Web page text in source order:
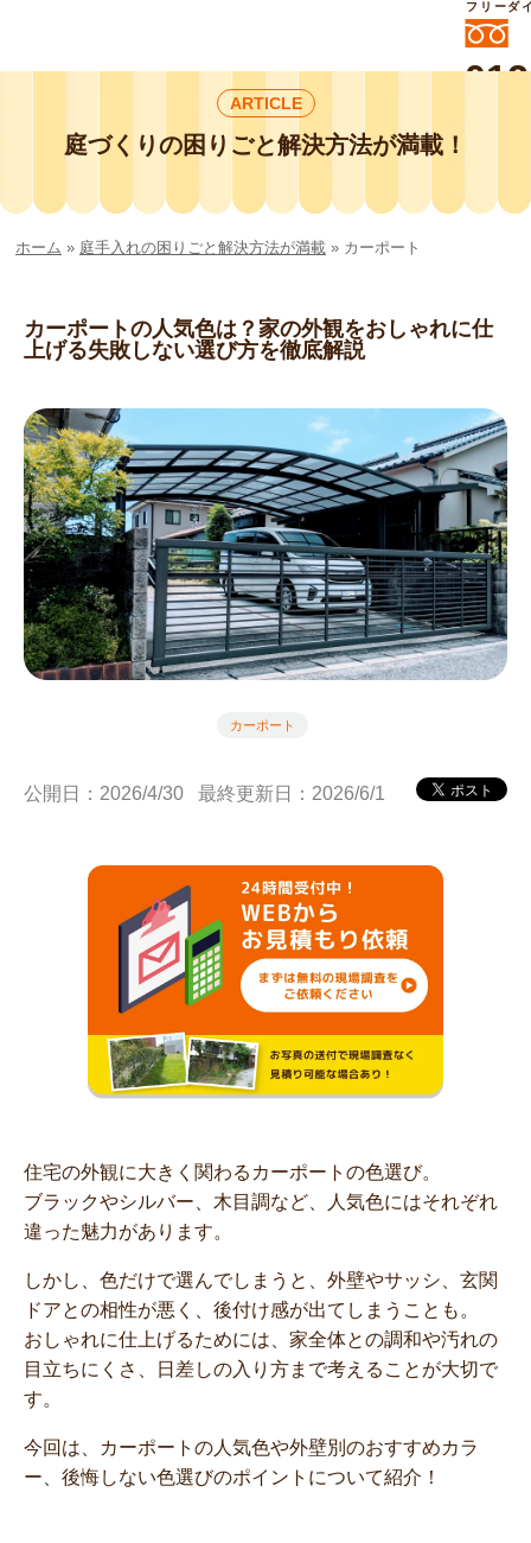
外構工事や庭リフォームは庭づくり業界
No.1チェーン店の
任せください！
フリーダ
ARTICLE
庭づくりの困りごと解決方法が満載！
ホーム » 庭手入れの困りごと解決方法が満載 » カーポート
カーポートの人気色は？家の外観をおしゃれに仕
上げる失敗しない選び方を徹底解説
カーポート
公開日：2026/4/30 最終更新日：2026/6/1
住宅の外観に大きく関わるカーポートの色選び。
ブラックやシルバー、木目調など、人気色にはそれぞれ
違った魅力があります。
しかし、色だけで選んでしまうと、外壁やサッシ、玄関
ドアとの相性が悪く、後付け感が出てしまうことも。
おしゃれに仕上げるためには、家全体との調和や汚れの
目立ちにくさ、日差しの入り方まで考えることが大切で
す。
今回は、カーポートの人気色や外壁別のおすすめカラ
ー、後悔しない色選びのポイントについて紹介！